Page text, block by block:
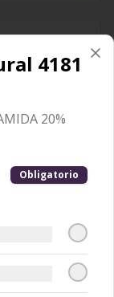
Control
Natural 13120 Cobalto
Control
Natural80%
4181
20%
Obligatorio